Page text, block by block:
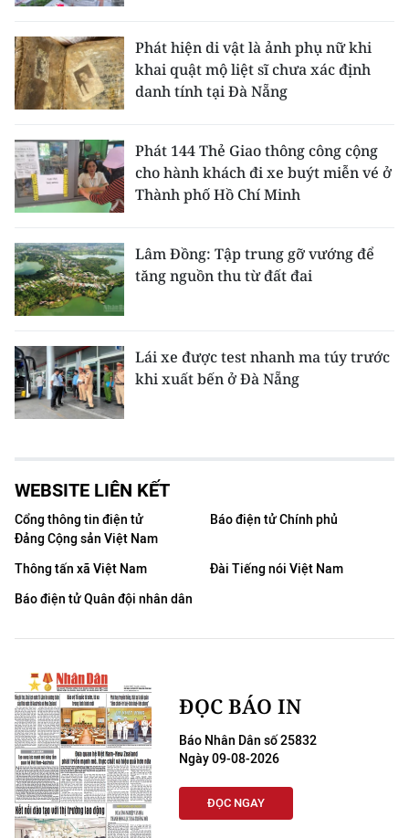
Phát hiện di vật là ảnh phụ nữ khi
khai quật mộ liệt sĩ chưa xác định
danh tính tại Đà Nẵng
Phát 144 Thẻ Giao thông công cộng
cho hành khách đi xe buýt miễn vé ở
Thành phố Hồ Chí Minh
Lâm Đồng: Tập trung gỡ vướng để
tăng nguồn thu từ đất đai
Lái xe được test nhanh ma túy trước
khi xuất bến ở Đà Nẵng
WEBSITE LIÊN KẾT
Cổng thông tin điện tử
Đảng Cộng sản Việt Nam
Báo điện tử Chính phủ
Thông tấn xã Việt Nam
Đài Tiếng nói Việt Nam
Báo điện tử Quân đội nhân dân
ĐỌC BÁO IN
Báo Nhân Dân số 25832
Ngày 09-08-2026
ĐỌC NGAY